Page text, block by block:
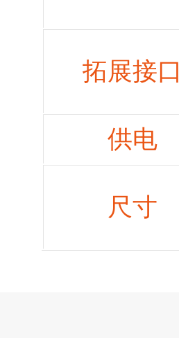
拓展接口
供电
尺寸